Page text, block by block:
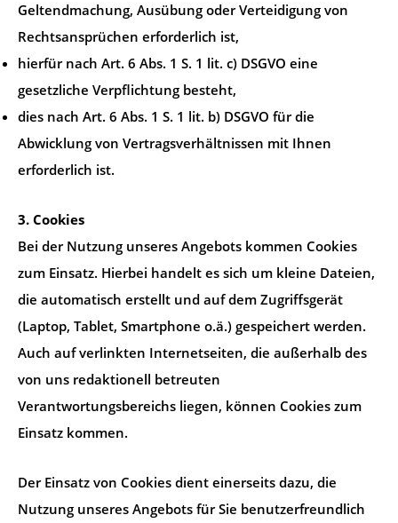
Geltendmachung, Ausübung oder Verteidigung von
Rechtsansprüchen erforderlich ist,
hierfür nach Art. 6 Abs. 1 S. 1 lit. c) DSGVO eine
gesetzliche Verpflichtung besteht,
dies nach Art. 6 Abs. 1 S. 1 lit. b) DSGVO für die
Abwicklung von Vertragsverhältnissen mit Ihnen
erforderlich ist.
3. Cookies
Bei der Nutzung unseres Angebots kommen Cookies
zum Einsatz. Hierbei handelt es sich um kleine Dateien,
die automatisch erstellt und auf dem Zugriffsgerät
(Laptop, Tablet, Smartphone o.ä.) gespeichert werden.
Auch auf verlinkten Internetseiten, die außerhalb des
von uns redaktionell betreuten
Verantwortungsbereichs liegen, können Cookies zum
Einsatz kommen.
Der Einsatz von Cookies dient einerseits dazu, die
Nutzung unseres Angebots für Sie benutzerfreundlich